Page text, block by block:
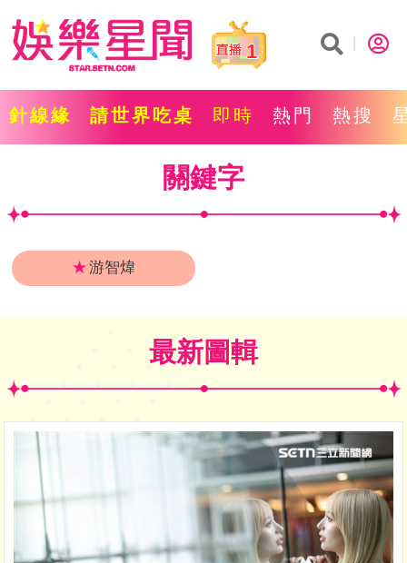
1
針線緣 請世界吃桌 即時 熱門 熱搜
關鍵字
★游智煒
最新圖輯